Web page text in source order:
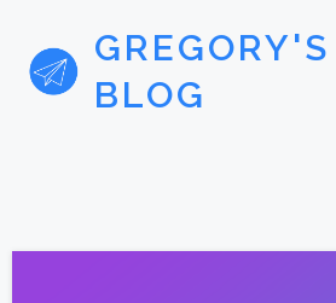
GREGORY'S
BLOG